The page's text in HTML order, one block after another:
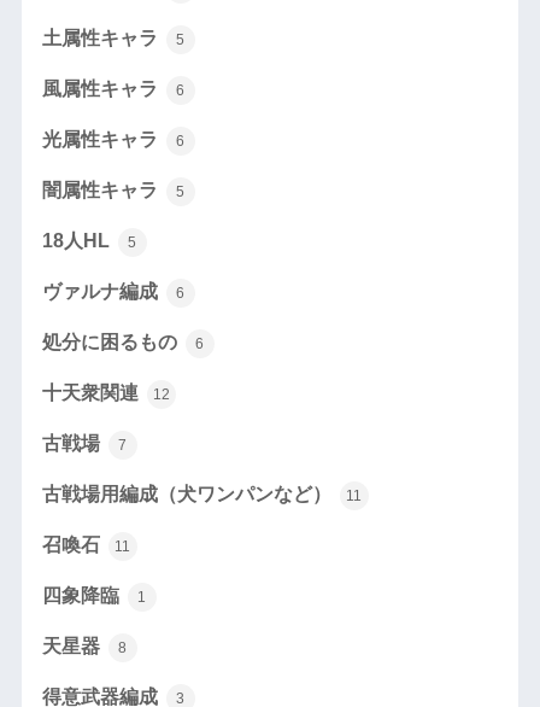
土属性キャラ 5
風属性キャラ 6
光属性キャラ 6
闇属性キャラ 5
18人HL 5
ヴァルナ編成 6
処分に困るもの 6
十天衆関連 12
古戦場 7
古戦場用編成（犬ワンパンなど） 11
召喚石 11
四象降臨 1
天星器 8
得意武器編成 3